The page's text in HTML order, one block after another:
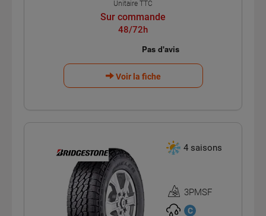
Unitaire TTC
Sur commande
48/72h
Voir la fiche
4 saisons
Homologation
3PMSF
3PMSF
C